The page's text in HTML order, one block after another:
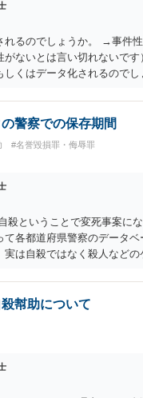
れるのでしょうか。 →事件
がないとは言い切れないで
しくはデータ化されるので
がコピーされる可能性は
警察での保存期間
#名誉毀損罪・侮辱罪
殺ということで変死事案に
て各都道府県警察のデータ
実は自殺ではなく殺人など
幇助について